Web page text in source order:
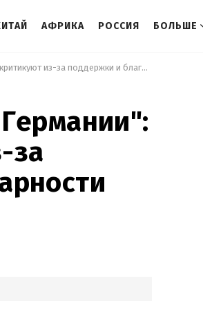
АФРИКА РОССИЯ БОЛЬШЕ
"Вредит авторитету Германии": Мерца критикуют из-за поддержки и благодарности Израилю
за